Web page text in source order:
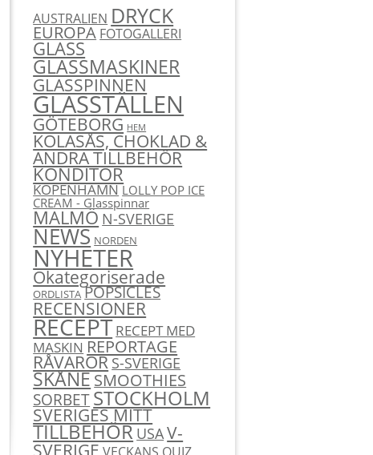
AUSTRALIEN DRYCK
EUROPA FOTOGALLERI
GLASS
GLASSMASKINER
GLASSPINNEN
GLASSTÄLLEN
GÖTEBORG HEM
KOLASÅS, CHOKLAD &
ANDRA TILLBEHÖR
KONDITOR
KÖPENHAMN LOLLY POP ICE
CREAM - Glasspinnar
MALMÖN-SVERIGE
NEWS NORDEN
NYHETER
Okategoriserade
ORDLISTA POPSICLES
RECENSIONER
RECEPT RECEPT MED
MASKIN REPORTAGE
RÅVARORS-SVERIGE
SKÅNESMOOTHIES
SORBETSTOCKHOLM
SVERIGES MITT
TILLBEHÖRUSAV-
SVERIGE